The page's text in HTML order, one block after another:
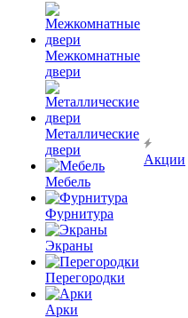
Межкомнатные
двери
Металлические
двери
Мебель
Фурнитура
Экраны
Перегородки
Арки
Акции